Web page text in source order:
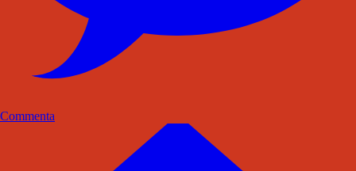
Commenta